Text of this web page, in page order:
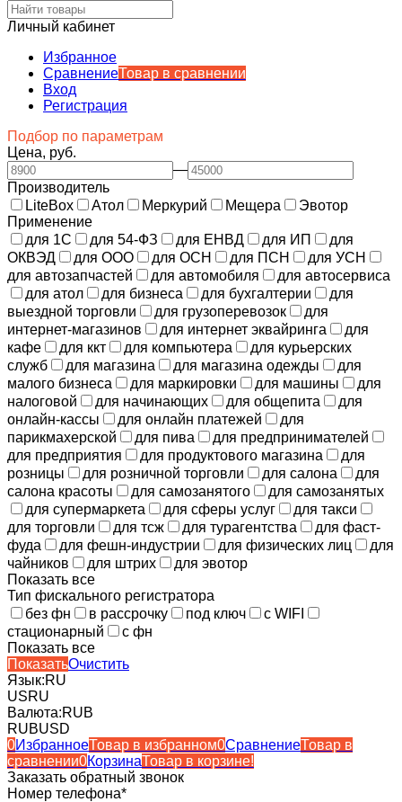
Личный кабинет
Избранное
СравнениеТовар в сравнении
Вход
Регистрация
Подбор по параметрам
Цена, руб.
—
Производитель
LiteBox
Атол Меркурий Мещера
Эвотор
Применение
для 1С
для 54-ФЗ для ЕНВД для ИП
для
ОКВЭД
для ООО для ОСН для ПСН
для УСН
для автозапчастей
для автомобиля
для автосервиса
для атол
для бизнеса для бухгалтерии
для
выездной торговли
для грузоперевозок
для
интернет-магазинов
для интернет эквайринга
для
кафе
для ккт для компьютера
для курьерских
служб
для магазина для магазина одежды
для
малого бизнеса
для маркировки для машины
для
налоговой
для начинающих для общепита
для
онлайн-кассы
для онлайн платежей
для
парикмахерской
для пива
для предпринимателей
для предприятия
для продуктового магазина
для
розницы
для розничной торговли для салона
для
салона красоты
для самозанятого
для самозанятых
для супермаркета
для сферы услуг
для такси
для торговли
для тсж для турагентства
для фаст-
фуда
для фешн-индустрии для физических лиц
для
чайников
для штрих
для эвотор
Показать все
Тип фискального регистратора
без фн
в рассрочку под ключ
с WIFI
стационарный
с фн
Показать все
ПоказатьОчистить
Язык:RU
USRU
Валюта:RUB
RUBUSD
0ИзбранноеТовар в избранном0СравнениеТовар в
сравнении0КорзинаТовар в корзине!
Заказать обратный звонок
Номер телефона*